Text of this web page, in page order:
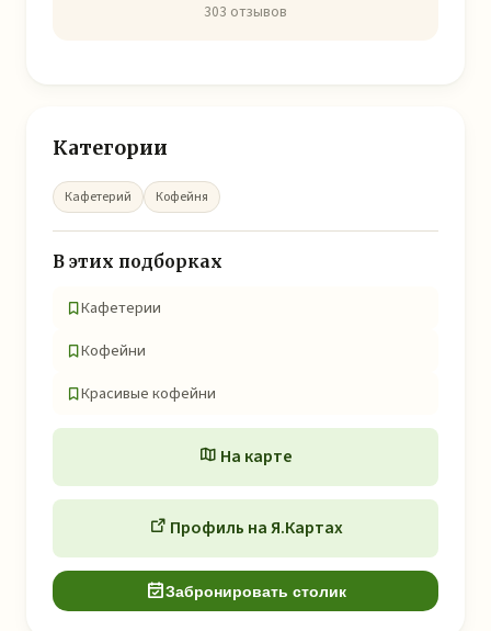
303 отзывов
Категории
Кафетерий Кофейня
В этих подборках
Кафетерии
Кофейни
Красивые кофейни
На карте
Профиль на Я.Картах
Забронировать столик